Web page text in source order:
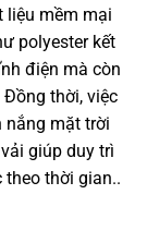
liệu mềm mại
polyester kết
điện mà còn
thời, việc
nắng mặt trời
giúp duy trì
thời gian..